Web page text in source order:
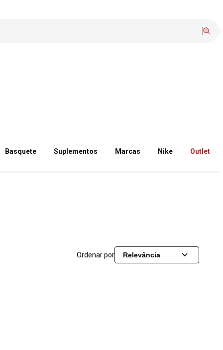
Basquete Suplementos Marcas Nike Outlet
Ordenar por Relevância